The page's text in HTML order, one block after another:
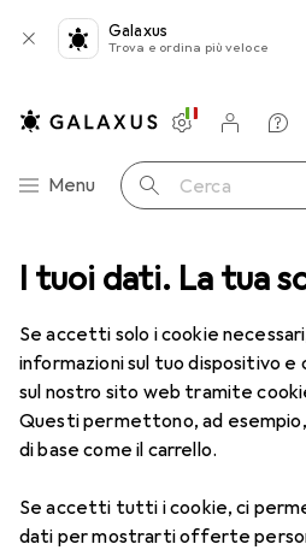
I tuoi dati. La tua
Se accetti solo i cookie
informazioni sul tuo dispositivo
sul nostro sito web tramite
Questi permettono, ad esempio,
di base come il carrello.
Se accetti tutti i cookie, ci
dati per mostrarti offerte
Galaxus
Trova e ordina più veloce
Categoria Navigazione
Menu Cerca
Impostazioni
Conto cliente
Liste di confronto
Liste dei desideri
Carrello
Lenti a contatto Air Optix più
1 Immagine
Air Optix più
-2.75, Obiettivo mensile, 6 pz.,
EUR
49,16 EUR
8,20/1pz.